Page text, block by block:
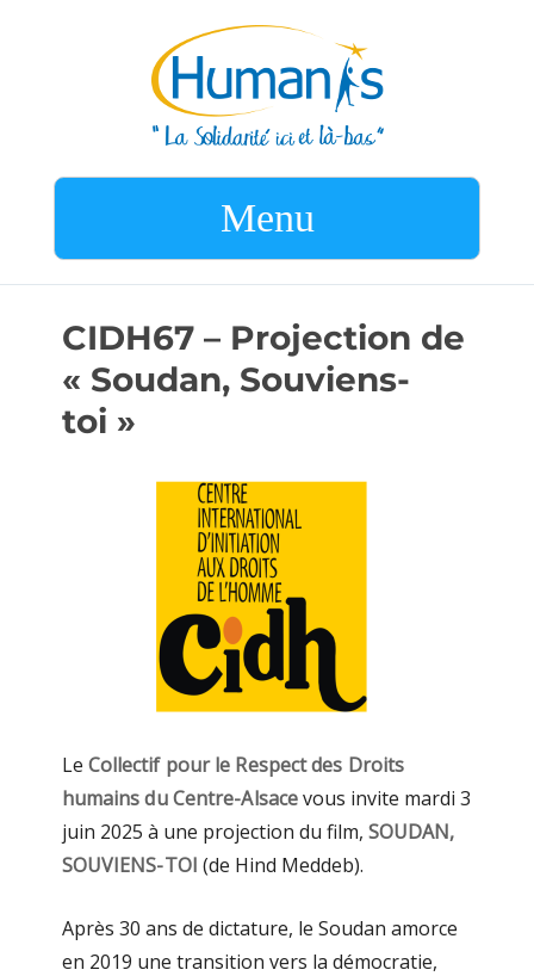
Menu
CIDH67 – Projection de
« Soudan, Souviens-
toi »
Le Collectif pour le Respect des Droits
humains du Centre-Alsacevous invite mardi 3
juin 2025 à une projection du film, SOUDAN,
SOUVIENS-TOI (de Hind Meddeb).
Après 30 ans de dictature, le Soudan amorce
en 2019 une transition vers la démocratie,